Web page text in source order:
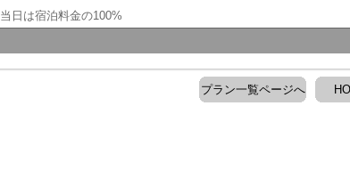
当日は宿泊料金の100%
プラン一覧ページへ